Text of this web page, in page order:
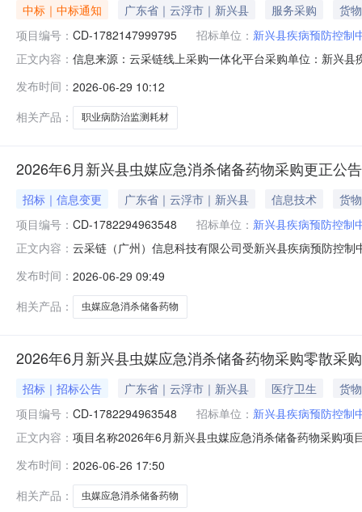
中标｜中标通知 广东省｜云浮市｜新兴县 服务采购
货物
项目编号： CD-1782147999795 招标单位： 新兴县疾病预防控制
正文内容： 信息来源：云采链线上采购一体化平台采购单位：新兴
本次零散采购的结果公告如下：一、项目信息项目编号
发布时间： 2026-06-29 10:12
相关产品：
职业病防治监测耗材
2026年6月新兴县虫媒应急消杀储备药物采购更正公告
招标｜信息变更 广东省｜云浮市｜新兴县 信息技术
货物
项目编号： CD-1782294963548 招标单位： 新兴县疾病预防控制
正文内容： 云采链（广州）信息科技有限公司受新兴县疾病预防控
信息更正日期更正内容附件2026-06-29（一）零散采购
发布时间： 2026-06-29 09:49
相关产品：
虫媒应急消杀储备药物
2026年6月新兴县虫媒应急消杀储备药物采购零散采
招标｜招标公告 广东省｜云浮市｜新兴县 医疗卫生
货物
项目编号： CD-1782294963548 招标单位： 新兴县疾病预防控制
正文内容： 项目名称2026年6月新兴县虫媒应急消杀储备药物采购
价类型总价报价是否含税是成交方式最低价成交法报价
发布时间： 2026-06-26 17:50
相关产品：
虫媒应急消杀储备药物